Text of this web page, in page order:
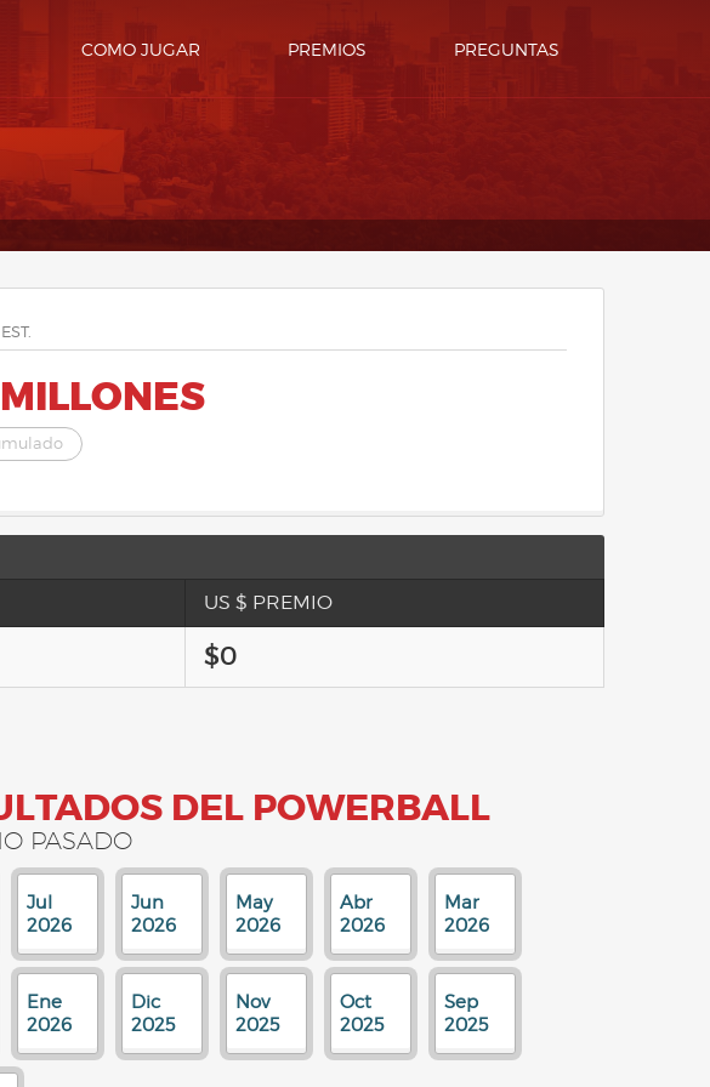
COMO JUGAR PREMIOS PREGUNTAS
US $ PREMIO
$0
DEL POWERBALL
PASADO
Jul
2026
Jun
2026
May
2026
Abr
2026
Mar
2026
Ene
2026
Dic
2025
Nov
2025
Oct
2025
Sep
2025